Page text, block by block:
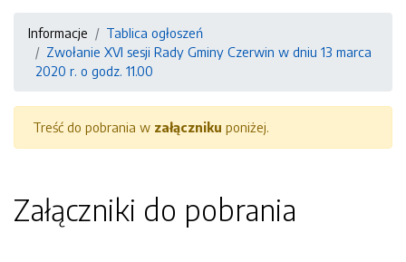
Informacje
Tablica ogłoszeń
Zwołanie XVI sesji Rady Gminy Czerwin w dniu 13 marca
2020 r. o godz. 11.00
Treść do pobrania w załączniku poniżej.
Załączniki do pobrania